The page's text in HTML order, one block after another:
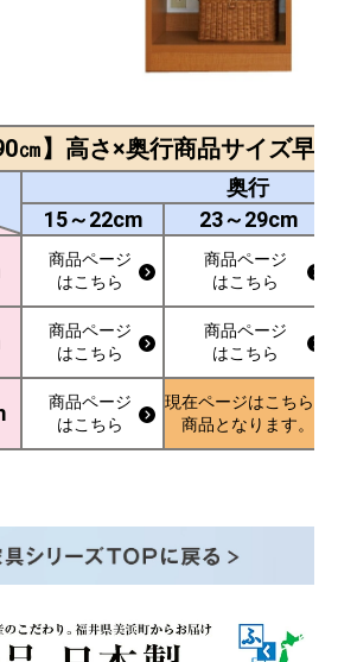
㎝】高さ×奥行商品サイズ早
奥行
15～22cm
23～29cm
商品ページ
はこちら
商品ページ
はこちら
商品ページ
はこちら
商品ページ
はこちら
商品ページ
はこちら
現在ページはこちらの
商品となります。